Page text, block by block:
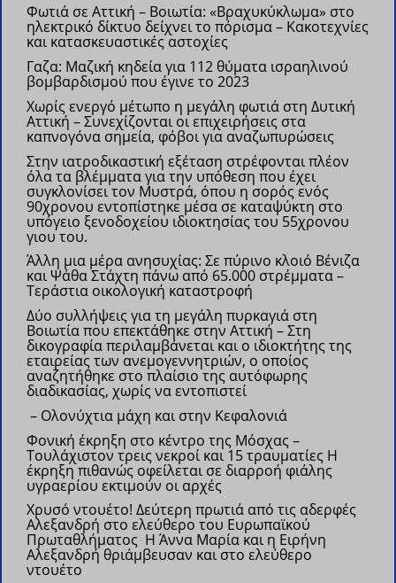
Φωτιά σε Αττική – Βοιωτία: «Βραχυκύκλωμα» στο
ηλεκτρικό δίκτυο δείχνει το πόρισμα – Κακοτεχνίες
και κατασκευαστικές αστοχίες
Γαζα: Μαζική κηδεία για 112 θύματα ισραηλινού
βομβαρδισμού που έγινε το 2023
Χωρίς ενεργό μέτωπο η μεγάλη φωτιά στη Δυτική
Αττική – Συνεχίζονται οι επιχειρήσεις στα
καπνογόνα σημεία, φόβοι για αναζωπυρώσεις
Στην ιατροδικαστική εξέταση στρέφονται πλέον
όλα τα βλέμματα για την υπόθεση που έχει
συγκλονίσει τον Μυστρά, όπου η σορός ενός
90χρονου εντοπίστηκε μέσα σε καταψύκτη στο
υπόγειο ξενοδοχείου ιδιοκτησίας του 55χρονου
γιου του.
Άλλη μια μέρα ανησυχίας: Σε πύρινο κλοιό Βένιζα
και Ψάθα Στάχτη πάνω από 65.000 στρέμματα –
Τεράστια οικολογική καταστροφή
Δύο συλλήψεις για τη μεγάλη πυρκαγιά στη
Βοιωτία που επεκτάθηκε στην Αττική – Στη
δικογραφία περιλαμβάνεται και ο ιδιοκτήτης της
εταιρείας των ανεμογεννητριών, ο οποίος
αναζητήθηκε στο πλαίσιο της αυτόφωρης
διαδικασίας, χωρίς να εντοπιστεί
– Ολονύχτια μάχη και στην Κεφαλονιά
Φονική έκρηξη στο κέντρο της Μόσχας –
Τουλάχιστον τρεις νεκροί και 15 τραυματίες Η
έκρηξη πιθανώς οφείλεται σε διαρροή φιάλης
υγραερίου εκτιμούν οι αρχές
Χρυσό ντουέτο! Δεύτερη πρωτιά από τις αδερφές
Αλεξανδρή στο ελεύθερο του Ευρωπαϊκού
Πρωταθλήματος Η Άννα Μαρία και η Ειρήνη
Αλεξανδρή θριάμβευσαν και στο ελεύθερο
ντουέτο